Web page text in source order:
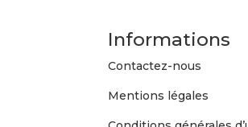
Informations
Contactez-nous
Mentions légales